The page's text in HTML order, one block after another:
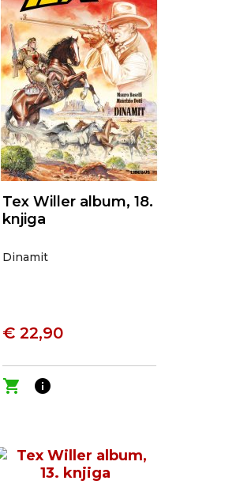
Tex Willer album, 18.
knjiga
Dinamit
€ 22,90
shopping_cart info